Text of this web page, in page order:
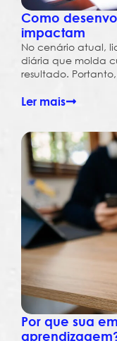
Como
impactam
No cenário atual,
diária que molda
resultado. Portanto,
Ler mais
Por que sua